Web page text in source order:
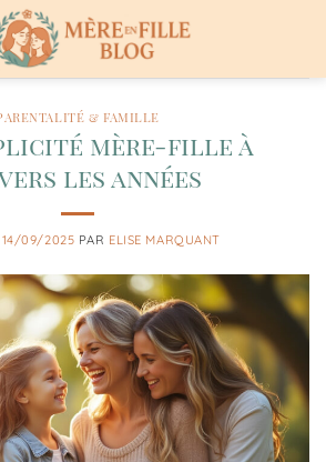
& FAMILLE
mère-fille à
les années
14/09/2025 PAR ELISE MARQUANT